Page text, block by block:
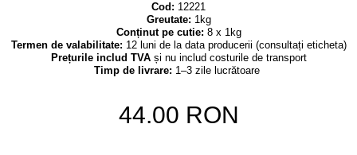
Cod: 12221
Greutate: 1kg
Conținut pe cutie: 8 x 1kg
Termen de valabilitate: 12 luni de la data producerii (consultați eticheta)
Prețurile includ TVA și nu includ costurile de transport
Timp de livrare: 1–3 zile lucrătoare
44.00 RON